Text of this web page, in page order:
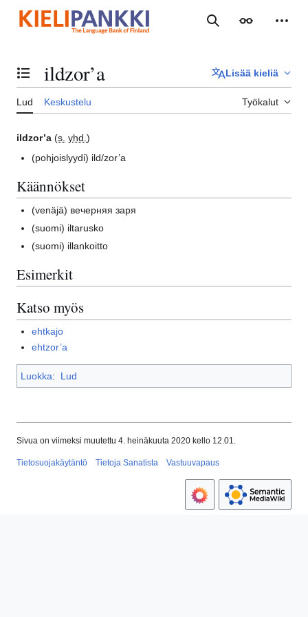
sisältöön
Haku Ulkoasu
Vaihda sisällysluettelo
ildzor’a Lisää kieliä
Lud Keskustelu Työkalut
ildzor’a (s. yhd. )
(pohjoislyydi) ild/zor’a
Käännökset
(venäjä) вечерняя заря
(suomi) iltarusko
(suomi) illankoitto
Esimerkit
Katso myös
ehtkajo
ehtzor’a
Luokka: Lud
Sivua on viimeksi muutettu 4. heinäkuuta 2020 kello 12.01.
Tietosuojakäytäntö Tietoja Sanatista Vastuuvapaus